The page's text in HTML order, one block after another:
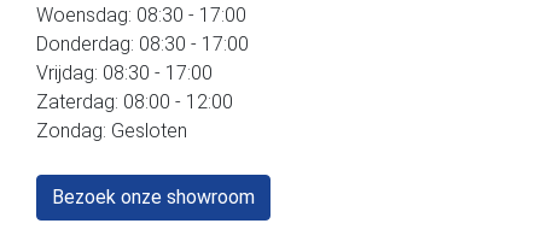
Woensdag: 08:30 - 17:00
Donderdag: 08:30 - 17:00
Vrijdag: 08:30 - 17:00
Zaterdag: 08:00 - 12:00
Zondag: Gesloten
Bezoek onze showroom